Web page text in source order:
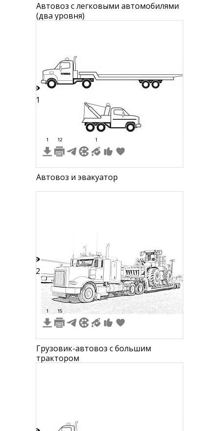
Автовоз с легковыми автомобилями
(два уровня)
21
1 12 1
Автовоз и эвакуатор
22
1 15
Грузовик-автовоз с большим
трактором